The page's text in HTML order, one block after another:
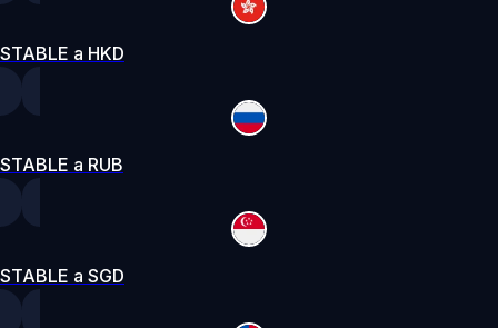
STABLE a HKD
STABLE a RUB
STABLE a SGD